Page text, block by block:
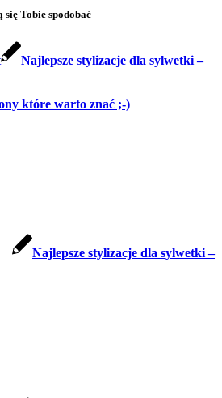
Tobie spodobać
Najlepsze stylizacje dla sylwetki –
które warto znać ;-)
Najlepsze stylizacje dla sylwetki –